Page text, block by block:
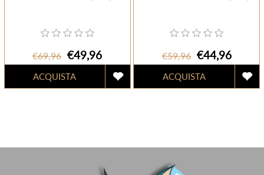
€69,96 €49,96 €59,96 €44,96